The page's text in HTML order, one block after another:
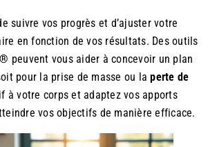
suivre vos progrès et d’ajuster votre
en fonction de vos résultats. Des outils
peuvent vous aider à concevoir un plan
pour la prise de masse ou laperte de
à votre corps et adaptez vos apports
vos objectifs de manière efficace.